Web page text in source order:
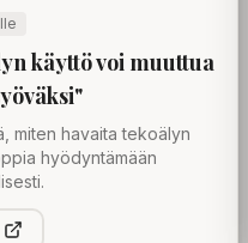
käyttö voi muuttua
miten havaita tekoälyn
hyödyntämään